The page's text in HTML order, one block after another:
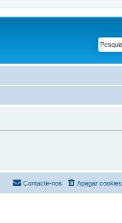
Apagar cookies
Contacte-nos